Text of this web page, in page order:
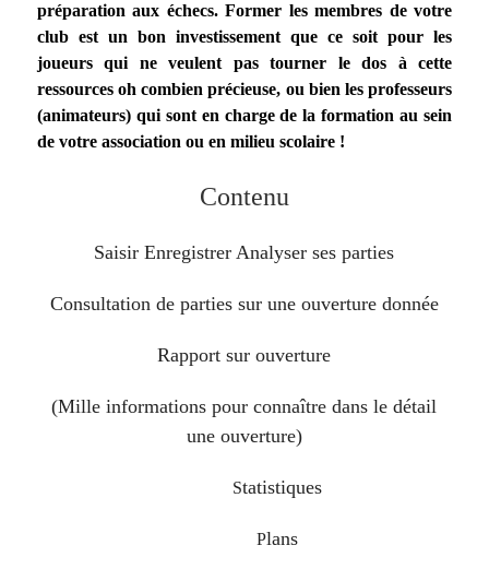
préparation aux échecs. Former les membres de votre
club est un bon investissement que ce soit pour les
joueurs qui ne veulent pas tourner le dos à cette
ressources oh combien précieuse, ou bien les professeurs
(animateurs) qui sont en charge de la formation au sein
de votre association ou en milieu scolaire !
Contenu
Saisir Enregistrer Analyser ses parties
Consultation de parties sur une ouverture donnée
Rapport sur ouverture
(Mille informations pour connaître dans le détail
une ouverture)
Statistiques
Plans